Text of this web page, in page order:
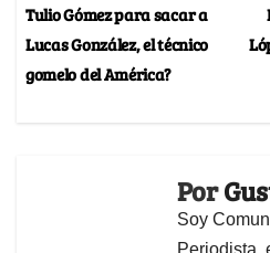
Tulio Gómez para sacar a
Lucas González, el técnico
gomelo del América?
Por
Soy
Periodista,